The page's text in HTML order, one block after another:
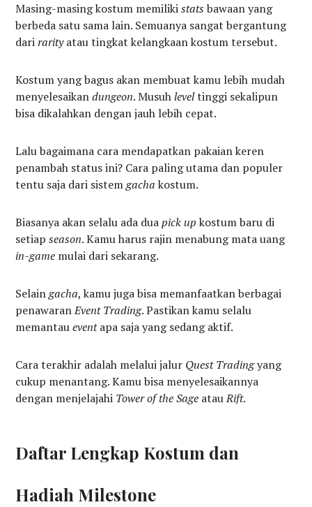
Masing-masing kostum memilikistats bawaan yang
berbeda satu sama lain. Semuanya sangat bergantung
darirarityatau tingkat kelangkaan kostum tersebut.
Kostum yang bagus akan membuat kamu lebih mudah
menyelesaikandungeon. Musuhleveltinggi sekalipun
bisa dikalahkan dengan jauh lebih cepat.
Lalu bagaimana cara mendapatkan pakaian keren
penambah status ini? Cara paling utama dan populer
tentu saja dari sistemgacha kostum.
Biasanya akan selalu ada duapick up kostum baru di
setiapseason. Kamu harus rajin menabung mata uang
in-game mulai dari sekarang.
Selaingacha, kamu juga bisa memanfaatkan berbagai
penawaranEvent Trading. Pastikan kamu selalu
memantaueventapa saja yang sedang aktif.
Cara terakhir adalah melalui jalur Quest Tradingyang
cukup menantang. Kamu bisa menyelesaikannya
dengan menjelajahi Tower of the Sage atauRift.
Daftar Lengkap Kostum dan
Hadiah Milestone